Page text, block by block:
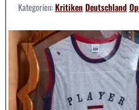
Kategorien:KritikenDeutschland